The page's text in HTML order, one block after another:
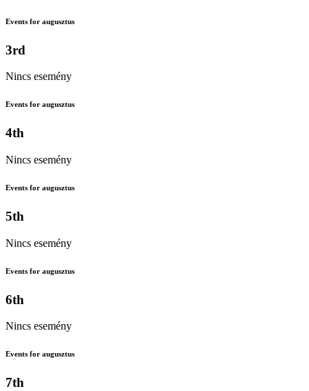
Events for augusztus
3rd
Nincs esemény
Events for augusztus
4th
Nincs esemény
Events for augusztus
5th
Nincs esemény
Events for augusztus
6th
Nincs esemény
Events for augusztus
7th